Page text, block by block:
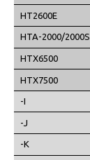
HT2600E
HTA-2000/2000S
HTX6500
HTX7500
-I
-J
-K